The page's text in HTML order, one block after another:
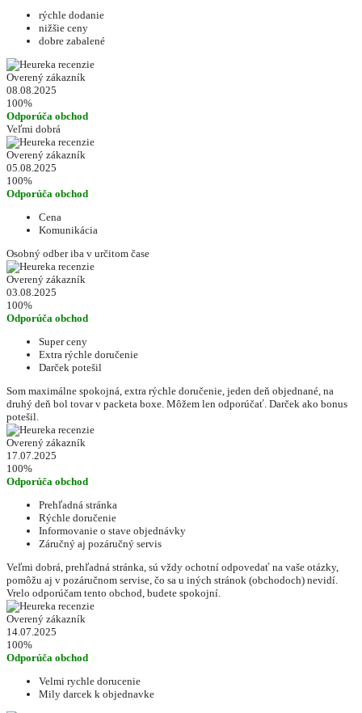
rýchle dodanie
nižšie ceny
dobre zabalené
Overený zákazník
08.08.2025
100%
Odporúča obchod
Veľmi dobrá
Overený zákazník
05.08.2025
100%
Odporúča obchod
Cena
Komunikácia
Osobný odber iba v určitom čase
Overený zákazník
03.08.2025
100%
Odporúča obchod
Super ceny
Extra rýchle doručenie
Darček potešil
Som maximálne spokojná, extra rýchle doručenie, jeden deň objednané, na
druhý deň bol tovar v packeta boxe. Môžem len odporúčať. Darček ako bonus
potešil.
Overený zákazník
17.07.2025
100%
Odporúča obchod
Prehľadná stránka
Rýchle doručenie
Informovanie o stave objednávky
Záručný aj pozáručný servis
Veľmi dobrá, prehľadná stránka, sú vždy ochotní odpovedať na vaše otázky,
pomôžu aj v pozáručnom servise, čo sa u iných stránok (obchodoch) nevidí.
Vrelo odporúčam tento obchod, budete spokojní.
Overený zákazník
14.07.2025
100%
Odporúča obchod
Velmi rychle dorucenie
Mily darcek k objednavke